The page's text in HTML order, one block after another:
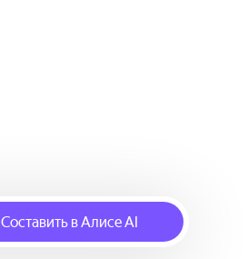
Составить в Алисе AI